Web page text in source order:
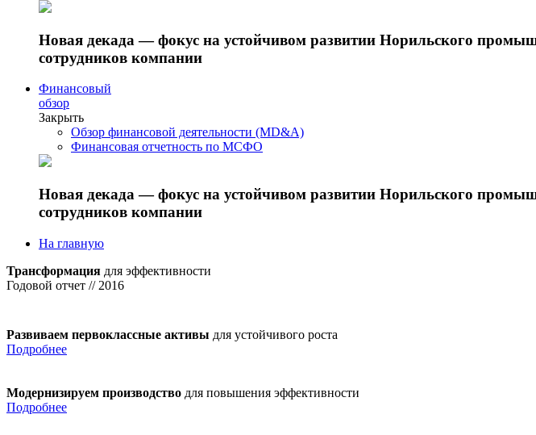
Новая декада — фокус на устойчивом развитии Норильского
сотрудников компании
Финансовый
обзор
Закрыть
Обзор финансовой деятельности (MD&A)
Финансовая отчетность по МСФО
Новая декада — фокус на устойчивом развитии Норильского
сотрудников компании
На главную
Трансформация для эффективности
Годовой отчет // 2016
Развиваем первоклассные активы для устойчивого роста
Подробнее
Модернизируем производство для повышения эффективности
Подробнее